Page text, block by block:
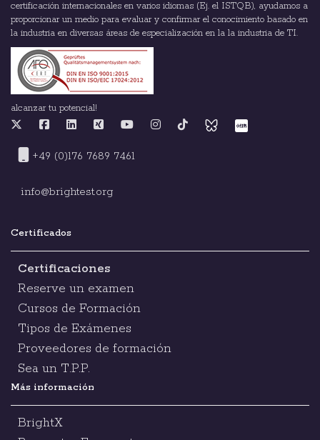
certificación internacionales en varios idiomas (Ej. el ISTQB), ayudamos a
proporcionar un medio para evaluar y confirmar el conocimiento basado en
la industria en diversas áreas de especialización en la la industria de TI.
alcanzar tu potencial!
+49 (0)176 7689 7461
info@brightest.org
Certificados
Certificaciones
Reserve un examen
Cursos de Formación
Tipos de Exámenes
Proveedores de formación
Sea un T.P.P.
Más información
BrightX